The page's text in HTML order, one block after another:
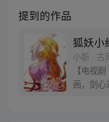
提到的作品
狐妖小
小新 · 古
【电视
画，剑